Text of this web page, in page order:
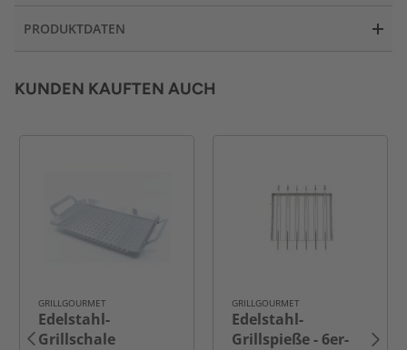
PRODUKTDATEN
KUNDEN KAUFTEN AUCH
GRILLGOURMET
Edelstahl-
Grillschale
GRILLGOURMET
Edelstahl-
Grillspieße - 6er-